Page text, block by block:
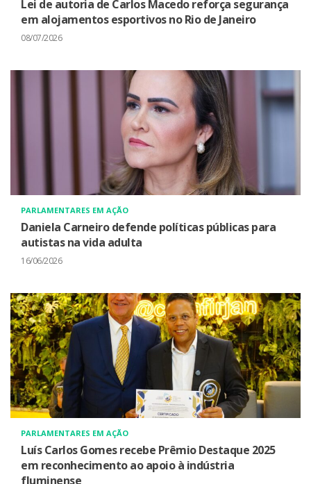
Lei de autoria de Carlos Macedo reforça segurança
em alojamentos esportivos no Rio de Janeiro
08/07/2026
PARLAMENTARES EM AÇÃO
Daniela Carneiro defende políticas públicas para
autistas na vida adulta
16/06/2026
PARLAMENTARES EM AÇÃO
Luís Carlos Gomes recebe Prêmio Destaque 2025
em reconhecimento ao apoio à indústria
fluminense